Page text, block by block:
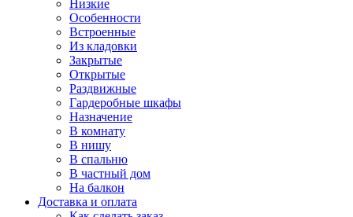
Низкие
Особенности
Встроенные
Из кладовки
Закрытые
Открытые
Раздвижные
Гардеробные шкафы
Назначение
В комнату
В нишу
В спальню
В частный дом
На балкон
Доставка и оплата